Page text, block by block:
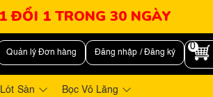
ĐỔI 1 TRONG 30 NGÀY
Quản lý Đơn hàng Đăng nhập / Đăng ký
0
Lót Sàn Bọc Vô Lăng